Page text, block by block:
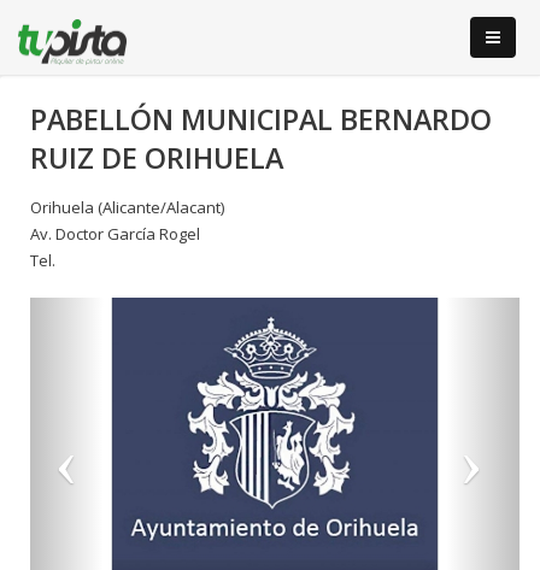
PABELLÓN MUNICIPAL BERNARDO
RUIZ DE ORIHUELA
Orihuela (Alicante/Alacant)
Av. Doctor García Rogel
Tel.